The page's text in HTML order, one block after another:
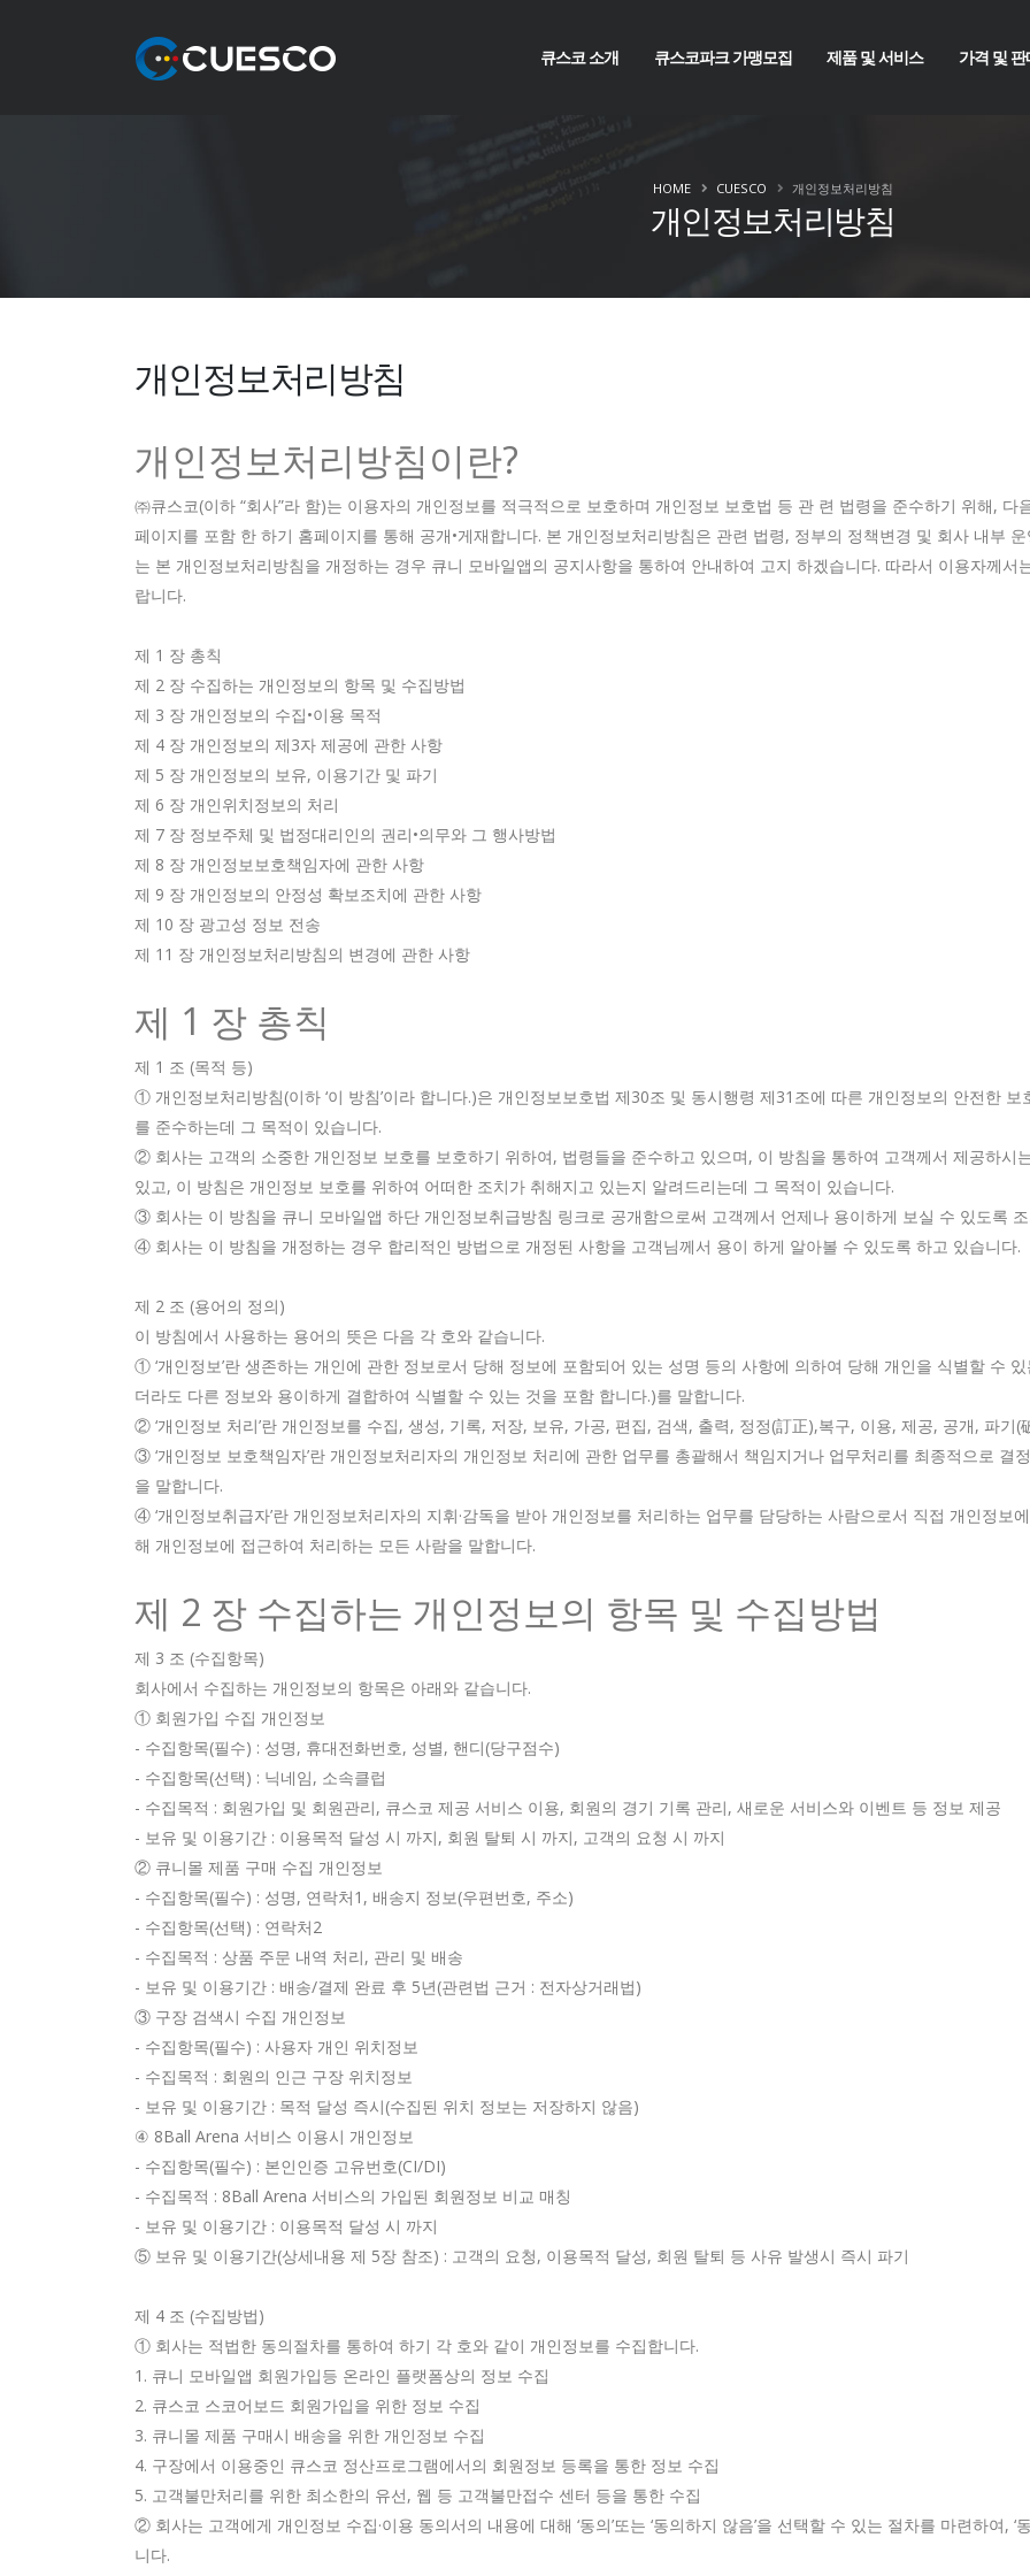
큐스코 소개 큐스코파크 가맹모집 제품 및 서비스 가격 및
개인정보처리방침
HOME CUESCO 개인정보처리방침
개인정보처리방침
개인정보처리방침이란?
㈜큐스코(이하 “회사”라 함)는 이용자의 개인정보를 적극적으로 보호하며 개인정보 보호법 등 관 련 법령을 준수하기 위해,
페이지를 포함 한 하기 홈페이지를 통해 공개•게재합니다. 본 개인정보처리방침은 관련 법령, 정부의 정책변경 및 회사 내부
는 본 개인정보처리방침을 개정하는 경우 큐니 모바일앱의 공지사항을 통하여 안내하여 고지 하겠습니다. 따라서 이용자께
랍니다.
제 1 장 총칙
제 2 장 수집하는 개인정보의 항목 및 수집방법
제 3 장 개인정보의 수집•이용 목적
제 4 장 개인정보의 제3자 제공에 관한 사항
제 5 장 개인정보의 보유, 이용기간 및 파기
제 6 장 개인위치정보의 처리
제 7 장 정보주체 및 법정대리인의 권리•의무와 그 행사방법
제 8 장 개인정보보호책임자에 관한 사항
제 9 장 개인정보의 안정성 확보조치에 관한 사항
제 10 장 광고성 정보 전송
제 11 장 개인정보처리방침의 변경에 관한 사항
제 1 장 총칙
제 1 조 (목적 등)
① 개인정보처리방침(이하 ‘이 방침’이라 합니다.)은 개인정보보호법 제30조 및 동시행령 제31조에 따른 개인정보의 안전한
를 준수하는데 그 목적이 있습니다.
② 회사는 고객의 소중한 개인정보 보호를 보호하기 위하여, 법령들을 준수하고 있으며, 이 방침을 통하여 고객께서 제공하시
있고, 이 방침은 개인정보 보호를 위하여 어떠한 조치가 취해지고 있는지 알려드리는데 그 목적이 있습니다.
③ 회사는 이 방침을 큐니 모바일앱 하단 개인정보취급방침 링크로 공개함으로써 고객께서 언제나 용이하게 보실 수 있도록
④ 회사는 이 방침을 개정하는 경우 합리적인 방법으로 개정된 사항을 고객님께서 용이 하게 알아볼 수 있도록 하고 있습니다.
제 2 조 (용어의 정의)
이 방침에서 사용하는 용어의 뜻은 다음 각 호와 같습니다.
① ‘개인정보’란 생존하는 개인에 관한 정보로서 당해 정보에 포함되어 있는 성명 등의 사항에 의하여 당해 개인을 식별할 수
더라도 다른 정보와 용이하게 결합하여 식별할 수 있는 것을 포함 합니다.)를 말합니다.
② ‘개인정보 처리’란 개인정보를 수집, 생성, 기록, 저장, 보유, 가공, 편집, 검색, 출력, 정정(訂正),복구, 이용, 제공, 공개, 파기
③ ‘개인정보 보호책임자’란 개인정보처리자의 개인정보 처리에 관한 업무를 총괄해서 책임지거나 업무처리를 최종적으로
을 말합니다.
④ ‘개인정보취급자’란 개인정보처리자의 지휘·감독을 받아 개인정보를 처리하는 업무를 담당하는 사람으로서 직접 개인정
해 개인정보에 접근하여 처리하는 모든 사람을 말합니다.
제 2 장 수집하는 개인정보의 항목 및 수집방법
제 3 조 (수집항목)
회사에서 수집하는 개인정보의 항목은 아래와 같습니다.
① 회원가입 수집 개인정보
- 수집항목(필수) : 성명, 휴대전화번호, 성별, 핸디(당구점수)
- 수집항목(선택) : 닉네임, 소속클럽
- 수집목적 : 회원가입 및 회원관리, 큐스코 제공 서비스 이용, 회원의 경기 기록 관리, 새로운 서비스와 이벤트 등 정보 제공
- 보유 및 이용기간 : 이용목적 달성 시 까지, 회원 탈퇴 시 까지, 고객의 요청 시 까지
② 큐니몰 제품 구매 수집 개인정보
- 수집항목(필수) : 성명, 연락처1, 배송지 정보(우편번호, 주소)
- 수집항목(선택) : 연락처2
- 수집목적 : 상품 주문 내역 처리, 관리 및 배송
- 보유 및 이용기간 : 배송/결제 완료 후 5년(관련법 근거 : 전자상거래법)
③ 구장 검색시 수집 개인정보
- 수집항목(필수) : 사용자 개인 위치정보
- 수집목적 : 회원의 인근 구장 위치정보
- 보유 및 이용기간 : 목적 달성 즉시(수집된 위치 정보는 저장하지 않음)
④ 8Ball Arena 서비스 이용시 개인정보
- 수집항목(필수) : 본인인증 고유번호(CI/DI)
- 수집목적 : 8Ball Arena 서비스의 가입된 회원정보 비교 매칭
- 보유 및 이용기간 : 이용목적 달성 시 까지
⑤ 보유 및 이용기간(상세내용 제 5장 참조) : 고객의 요청, 이용목적 달성, 회원 탈퇴 등 사유 발생시 즉시 파기
제 4 조 (수집방법)
① 회사는 적법한 동의절차를 통하여 하기 각 호와 같이 개인정보를 수집합니다.
1. 큐니 모바일앱 회원가입등 온라인 플랫폼상의 정보 수집
2. 큐스코 스코어보드 회원가입을 위한 정보 수집
3. 큐니몰 제품 구매시 배송을 위한 개인정보 수집
4. 구장에서 이용중인 큐스코 정산프로그램에서의 회원정보 등록을 통한 정보 수집
5. 고객불만처리를 위한 최소한의 유선, 웹 등 고객불만접수 센터 등을 통한 수집
② 회사는 고객에게 개인정보 수집·이용 동의서의 내용에 대해 ‘동의’또는 ‘동의하지 않음’을 선택할 수 있는 절차를 마련하여,
니다.